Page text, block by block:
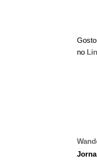
no